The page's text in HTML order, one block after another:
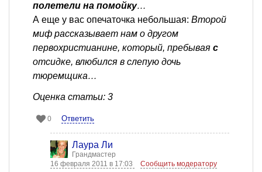
полетели на помойку…
А еще у вас опечаточка небольшая: Второй
миф рассказывает нам о другом
первохристианине, который, пребывая с
отсидке, влюбился в слепую дочь
тюремщика…
Оценка статьи: 3
0 Ответить
Лаура Ли
Грандмастер
16 февраля 2011 в 17:03
Сообщить модератору